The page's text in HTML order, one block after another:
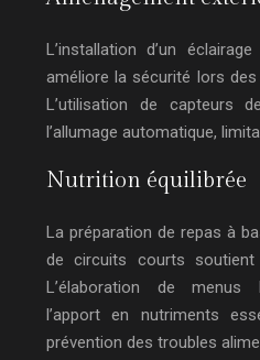
L’installation d’un
améliore la sécurité lors
L’utilisation de capteurs
l’allumage automatique,
Nutrition équilibrée
La préparation de repas à
de circuits courts soutient
L’élaboration de menus
l’apport en nutriments
prévention des troubles